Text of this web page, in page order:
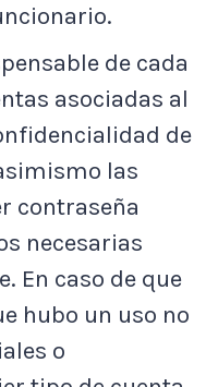
de cada
asociadas al
de
las
contraseña
necesarias
En caso de que
hubo un uso no
o